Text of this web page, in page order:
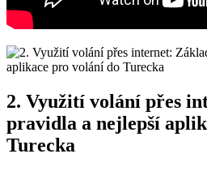
2. Využití volání přes
pravidla a nejlepší
Turecka